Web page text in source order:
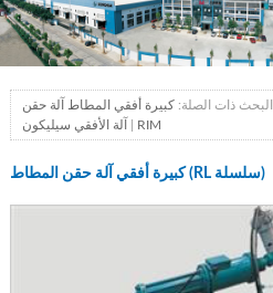
ذات الصلة: كبيرة أفقي المطاط آلة حقن
آلة الأفقي سيليكون RIM
كبيرة أفقي آلة حقن المطاط (RL سلسلة)